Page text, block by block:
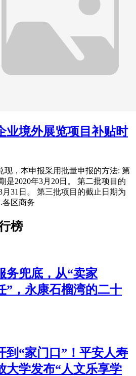
业境外展览项目补贴时
现，本申报采用批量申报的方法: 第
是2020年3月20日。 第二批项目的
月31日。 第三批项目的截止日期为
各区商务
榜
务兜底，从“卖家
”，永康石榴湾的二十
到“家门口”！平安人寿
大学发布“人文乐享学